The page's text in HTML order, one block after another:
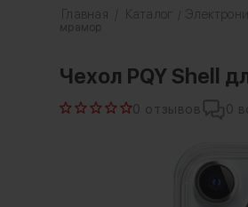
Главная Каталог
мрамор
Чехол PQY Shell
0 отзывов 0